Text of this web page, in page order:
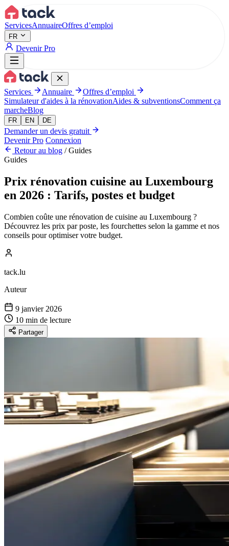
Aller au contenu principal
ServicesAnnuaireOffres d’emploi
FR
Devenir Pro
Services Annuaire
Offres d’emploi
Simulateur d'aides à la rénovationAides & subventionsComment ça
marcheBlog
FR EN DE
Demander un devis gratuit
Devenir Pro Connexion
Retour au blog / Guides
Guides
Prix rénovation cuisine au Luxembourg
en 2026 : Tarifs, postes et budget
Combien coûte une rénovation de cuisine au Luxembourg ?
Découvrez les prix par poste, les fourchettes selon la gamme et nos
conseils pour optimiser votre budget.
tack.lu
Auteur
9 janvier 2026
10 min de lecture
Partager